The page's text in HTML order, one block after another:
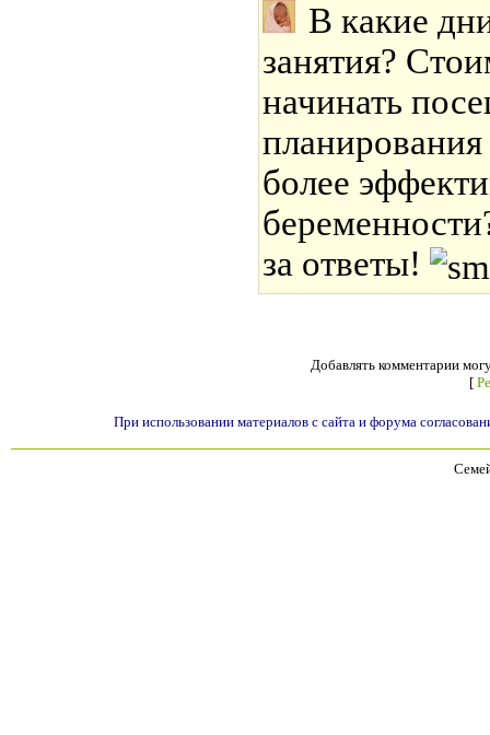
В какие
занятия?
начинать
более
за ответы!
Добавлять комментарии
[
При использовании материалов с сайта и форума